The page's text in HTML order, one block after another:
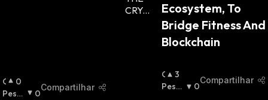
O
T
0
Pessi
0
Compartilhar
Ecosystem, To
Bridge Fitness And
Blockchain
O
T
3
Pessi
0
Compartilhar